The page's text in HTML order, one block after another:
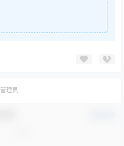
管理员